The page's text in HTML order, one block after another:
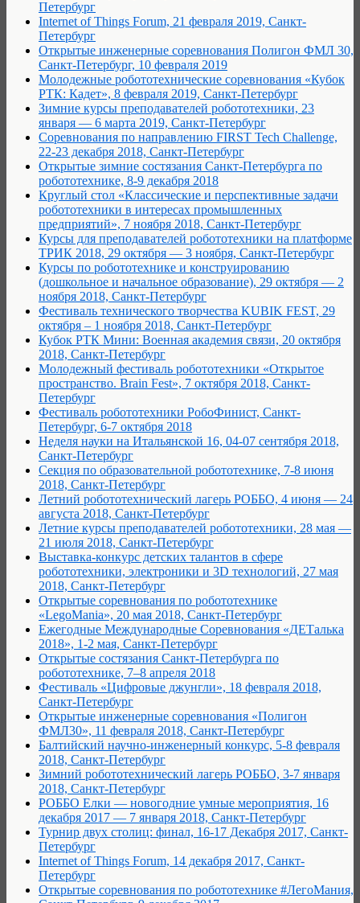
Петербург
Internet of Things Forum, 21 февраля 2019, Санкт-
Петербург
Открытые инженерные соревнования Полигон ФМЛ 30,
Санкт-Петербург, 10 февраля 2019
Молодежные робототехнические соревнования «Кубок
РТК: Кадет», 8 февраля 2019, Санкт-Петербург
Зимние курсы преподавателей робототехники, 23
января — 6 марта 2019, Санкт-Петербург
Соревнования по направлению FIRST Tech Challenge,
22-23 декабря 2018, Санкт-Петербург
Открытые зимние состязания Санкт-Петербурга по
робототехнике, 8-9 декабря 2018
Круглый стол «Классические и перспективные задачи
робототехники в интересах промышленных
предприятий», 7 ноября 2018, Санкт-Петербург
Курсы для преподавателей робототехники на платформе
ТРИК 2018, 29 октября — 3 ноября, Санкт-Петербург
Курсы по робототехнике и конструированию
(дошкольное и начальное образование), 29 октября — 2
ноября 2018, Санкт-Петербург
Фестиваль технического творчества KUBIK FEST, 29
октября – 1 ноября 2018, Санкт-Петербург
Кубок РТК Мини: Военная академия связи, 20 октября
2018, Санкт-Петербург
Молодежный фестиваль робототехники «Открытое
пространство. Brain Fest», 7 октября 2018, Санкт-
Петербург
Фестиваль робототехники РобоФинист, Санкт-
Петербург, 6-7 октября 2018
Неделя науки на Итальянской 16, 04-07 сентября 2018,
Санкт-Петербург
Секция по образовательной робототехнике, 7-8 июня
2018, Санкт-Петербург
Летний робототехнический лагерь РОББО, 4 июня — 24
августа 2018, Санкт-Петербург
Летние курсы преподавателей робототехники, 28 мая —
21 июля 2018, Санкт-Петербург
Выставка-конкурс детских талантов в сфере
робототехники, электроники и 3D технологий, 27 мая
2018, Санкт-Петербург
Открытые соревнования по робототехнике
«LegoMania», 20 мая 2018, Санкт-Петербург
Ежегодные Международные Соревнования «ДЕТалька
2018», 1-2 мая, Санкт-Петербург
Открытые состязания Санкт-Петербурга по
робототехнике, 7–8 апреля 2018
Фестиваль «Цифровые джунгли», 18 февраля 2018,
Санкт-Петербург
Открытые инженерные соревнования «Полигон
ФМЛ30», 11 февраля 2018, Санкт-Петербург
Балтийский научно-инженерный конкурс, 5-8 февраля
2018, Санкт-Петербург
Зимний робототехнический лагерь РОББО, 3-7 января
2018, Санкт-Петербург
РОББО Елки — новогодние умные мероприятия, 16
декабря 2017 — 7 января 2018, Санкт-Петербург
Турнир двух столиц: финал, 16-17 Декабря 2017, Санкт-
Петербург
Internet of Things Forum, 14 декабря 2017, Санкт-
Петербург
Открытые соревнования по робототехнике #ЛегоМания,